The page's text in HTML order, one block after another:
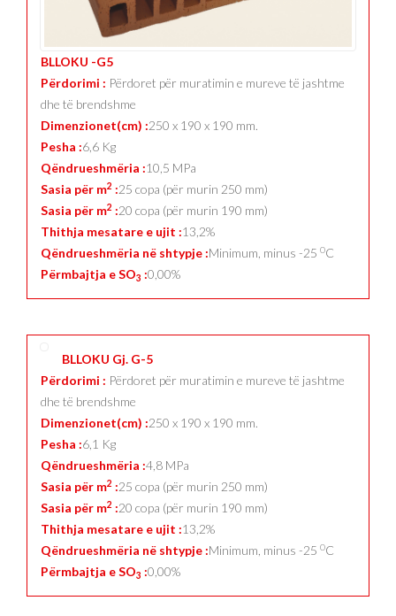
BLLOKU -G5
Përdorimi : Përdoret për muratimin e mureve të jashtme
dhe të brendshme
Dimenzionet(cm) :250 x 190 x 190 mm.
Pesha :6,6 Kg
Qëndrueshmëria :10,5 MPa
Sasia për m2 :25 copa (për murin 250 mm)
Sasia për m2 :20 copa (për murin 190 mm)
Thithja mesatare e ujit :13,2%
Qëndrueshmëria në shtypje :Minimum, minus -25 0C
Përmbajtja e SO3 :0,00%
BLLOKU Gj. G-5
Përdorimi : Përdoret për muratimin e mureve të jashtme
dhe të brendshme
Dimenzionet(cm) :250 x 190 x 190 mm.
Pesha :6,1 Kg
Qëndrueshmëria :4,8 MPa
Sasia për m2 :25 copa (për murin 250 mm)
Sasia për m2 :20 copa (për murin 190 mm)
Thithja mesatare e ujit :13,2%
Qëndrueshmëria në shtypje :Minimum, minus -25 0C
Përmbajtja e SO3 :0,00%